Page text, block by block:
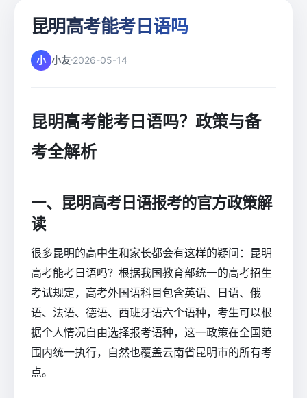
昆明高考能考日语吗
小 小友 2026-05-14
昆明高考能考日语吗？政策与备
考全解析
一、昆明高考日语报考的官方政策解
读
很多昆明的高中生和家长都会有这样的疑问：昆明
高考能考日语吗？根据我国教育部统一的高考招生
考试规定，高考外国语科目包含英语、日语、俄
语、法语、德语、西班牙语六个语种，考生可以根
据个人情况自由选择报考语种，这一政策在全国范
围内统一执行，自然也覆盖云南省昆明市的所有考
点。